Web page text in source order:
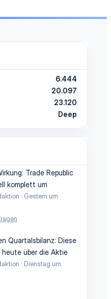
6.444
20.097
23.120
Deep
Trade Republic
komplett um
Gestern um
Quartalsbilanz: Diese
über die Aktie
Dienstag um